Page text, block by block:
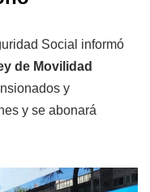
Social informó
de Movilidad
y
y se abonará